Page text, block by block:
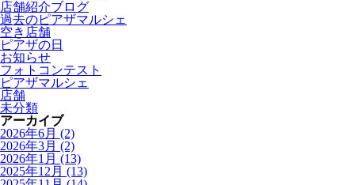
店舗紹介ブログ
過去のピアザマルシェ
空き店舗
ピアザの日
お知らせ
フォトコンテスト
ピアザマルシェ
店舗
未分類
アーカイブ
2026年6月 (2)
2026年3月 (2)
2026年1月 (13)
2025年12月 (13)